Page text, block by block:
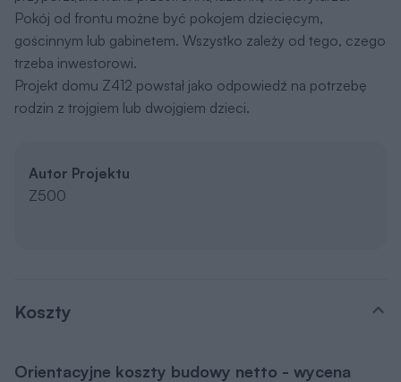
Pokój od frontu możne być pokojem dziecięcym,
gościnnym lub gabinetem. Wszystko zależy od tego, czego
trzeba inwestorowi.
Projekt domu Z412 powstał jako odpowiedź na potrzebę
rodzin z trojgiem lub dwojgiem dzieci.
Autor Projektu
Z500
Koszty
Orientacyjne koszty budowy netto - wycena